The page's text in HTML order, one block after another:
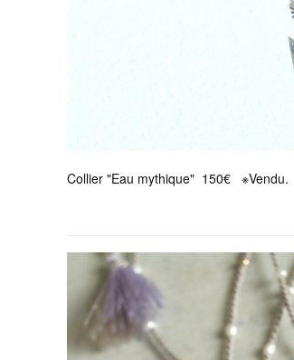
Collier "Eau mythique" 150€ ※Vendu.